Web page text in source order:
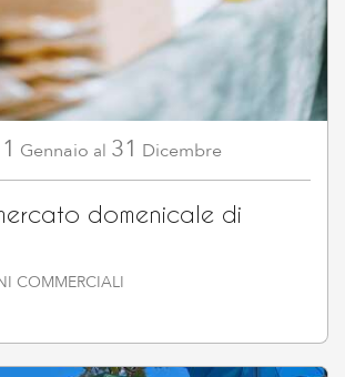
1 Gennaio al 31 Dicembre
domenicale di
COMMERCIALI